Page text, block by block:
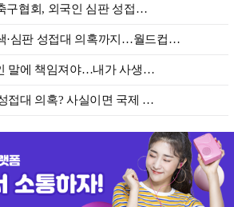
구협회, 외국인 심판 성접…
·심판 성접대 의혹까지…월드컵…
말에 책임져야…내가 사생…
접대 의혹? 사실이면 국제 …